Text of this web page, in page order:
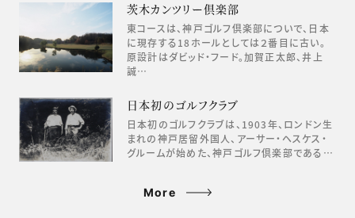
茨木カンツリー倶楽部
東コースは、神戸ゴルフ倶楽部についで、日本
に現存する18ホールとしては２番目に古い。
原設計はダビッド・フード。加賀正太郎、井上
誠…
日本初のゴルフクラブ
日本初のゴルフクラブは、1903年、ロンドン生
まれの神戸居留外国人、アーサー・ヘスケス・
グルームが始めた、神戸ゴルフ倶楽部である…
More